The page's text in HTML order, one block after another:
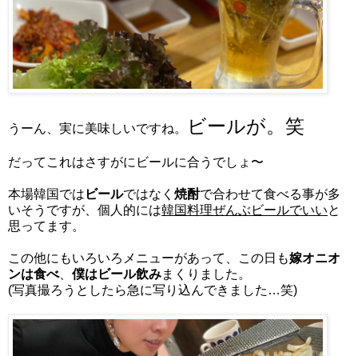
うーん、実に美味しいですね。 ビールが。笑
だってこれはさすがにビールに合うでしょ〜
本場韓国では ビールではなく 焼酎で合わせて食べる事が多
いそうですが、個人的には韓国料理ぜんぶビールでいいと
思ってます。
この他にもいろいろメニューがあって、この日も嫁オニオ
ンは食べ、 僕はビール飲みまくりました。
(写真撮ろうとしたら急に写り込んできました…笑)